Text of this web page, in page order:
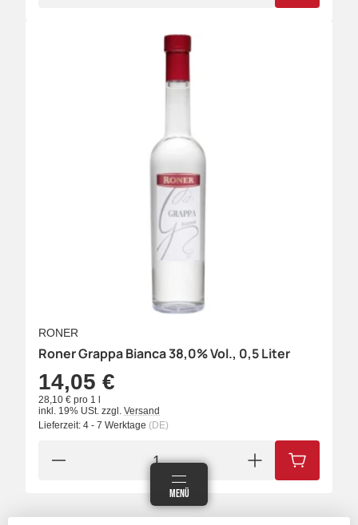
RONER
Roner Grappa Bianca 38,0% Vol., 0,5 Liter
14,05 €
28,10 € pro 1 l
inkl. 19% USt. zzgl. Versand
Lieferzeit: 4 - 7 Werktage (DE)
IN DEN
MENÜ